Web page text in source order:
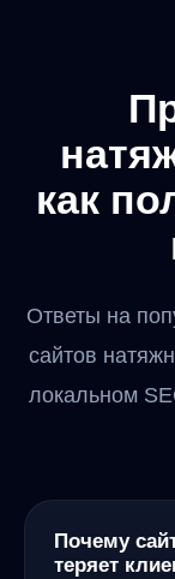
рекламе
клиентов
Перед нашей
вывести
Google по
исправить
продающие
запустить
натяжных
2.
мощный
роста:
как
Ответы на
сайтов
локальном
Почему
теряет